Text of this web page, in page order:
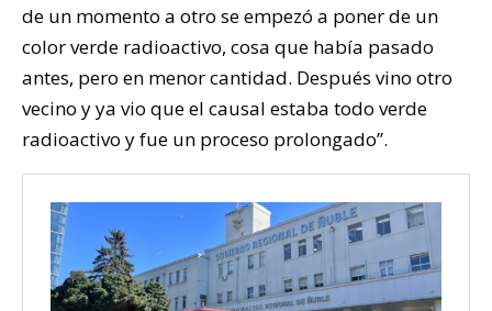
de un momento a otro se empezó a poner de un
color verde radioactivo, cosa que había pasado
antes, pero en menor cantidad. Después vino otro
vecino y ya vio que el causal estaba todo verde
radioactivo y fue un proceso prolongado”.